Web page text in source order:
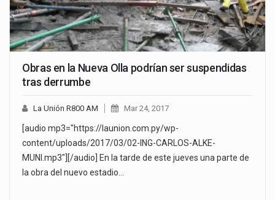
Obras en la Nueva Olla podrían ser suspendidas
tras derrumbe
La Unión R800 AM Mar 24, 2017
[audio mp3="https://launion.com.py/wp-
content/uploads/2017/03/02-ING-CARLOS-ALKE-
MUNI.mp3"][/audio] En la tarde de este jueves una parte de
la obra del nuevo estadio…